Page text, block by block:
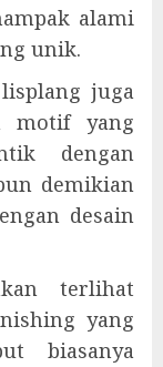
alami
unik.
juga
motif yang
dengan
demikian
desain
terlihat
yang
biasanya